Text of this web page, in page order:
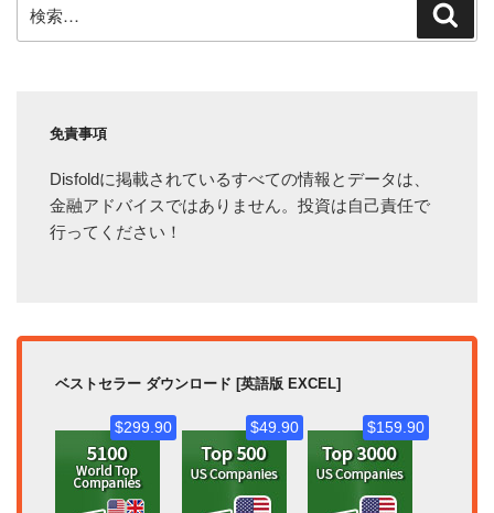
索:
免責事項
Disfoldに掲載されているすべての情報とデータは、
金融アドバイスではありません。投資は自己責任で
行ってください！
ベストセラー ダウンロード [英語版 EXCEL]
$299.90 $49.90 $159.90